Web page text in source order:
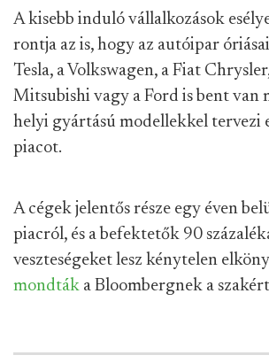
A kisebb induló vállalkozások
rontja az is, hogy az autóipar
Tesla, a Volkswagen, a Fiat
Mitsubishi vagy a Ford is bent van
helyi gyártású modellekkel tervezi
piacot.
A cégek jelentős része egy éven
piacról, és a befektetők 90
veszteségeket lesz kénytelen
mondták a Bloombergnek a